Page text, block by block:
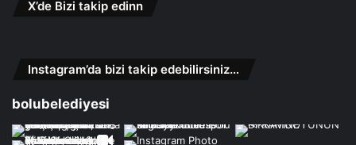
X’de Bizi takip edinn
Instagram’da bizi takip edebilirsiniz…
bolubelediyesi